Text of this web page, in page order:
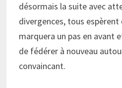
désormais la suite avec
divergences, tous
marquera un pas en avant
de fédérer à nouveau
convaincant.